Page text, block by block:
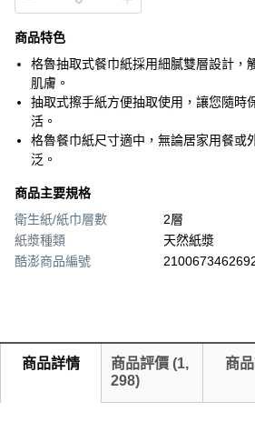
商品特色
格魯抽取式餐巾紙採用細膩雙層設計，
肌膚。
抽取式擦手紙方便抽取使用，讓您隨時
活。
格魯餐巾紙尺寸適中，無論居家用餐或
泛。
商品主要規格
衛生紙/紙巾層數
2層
紙漿種類
天然紙漿
酷澎商品編號
商品詳情 商品評價 (1,
298)
商